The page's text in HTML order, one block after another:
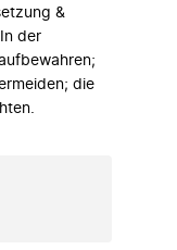
&
der
die